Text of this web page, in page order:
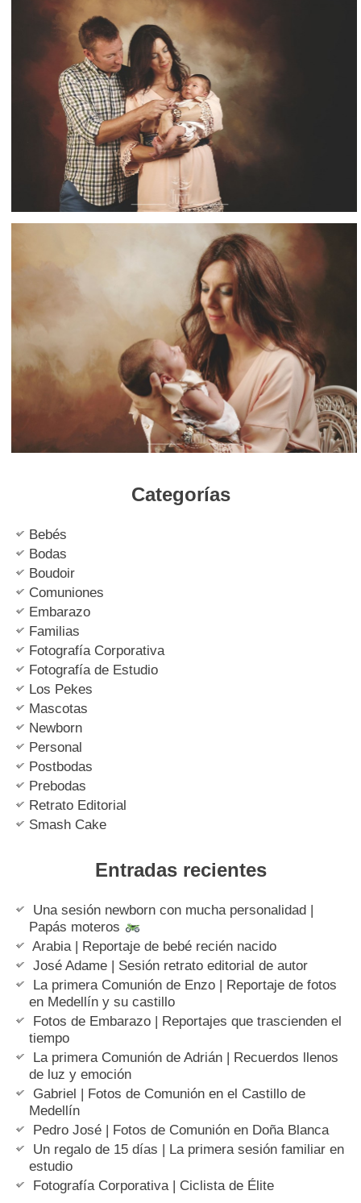
Categorías
Bebés
Bodas
Boudoir
Comuniones
Embarazo
Familias
Fotografía Corporativa
Fotografía de Estudio
Los Pekes
Mascotas
Newborn
Personal
Postbodas
Prebodas
Retrato Editorial
Smash Cake
Entradas recientes
Una sesión newborn con mucha personalidad |
Papás moteros
Arabia | Reportaje de bebé recién nacido
José Adame | Sesión retrato editorial de autor
La primera Comunión de Enzo | Reportaje de fotos
en Medellín y su castillo
Fotos de Embarazo | Reportajes que trascienden el
tiempo
La primera Comunión de Adrián | Recuerdos llenos
de luz y emoción
Gabriel | Fotos de Comunión en el Castillo de
Medellín
Pedro José | Fotos de Comunión en Doña Blanca
Un regalo de 15 días | La primera sesión familiar en
estudio
Fotografía Corporativa | Ciclista de Élite